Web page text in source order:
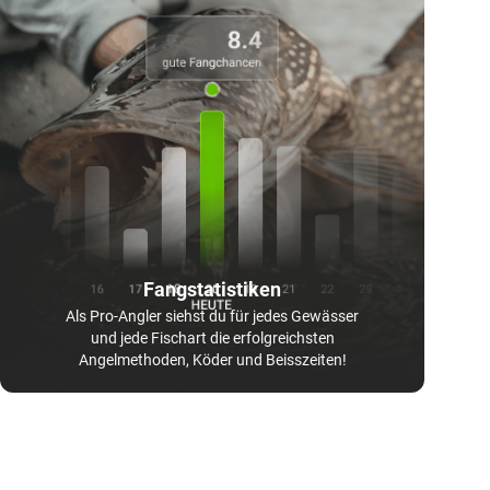
Fangstatistiken
Als Pro-Angler siehst du für jedes Gewässer
und jede Fischart die erfolgreichsten
Angelmethoden, Köder und Beisszeiten!